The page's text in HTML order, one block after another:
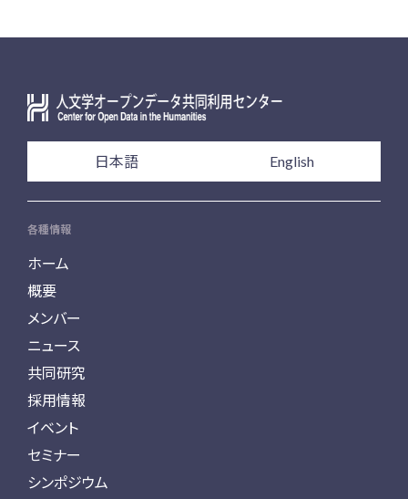
日本語 English
各種情報
ホーム
概要
メンバー
ニュース
共同研究
採用情報
イベント
セミナー
シンポジウム